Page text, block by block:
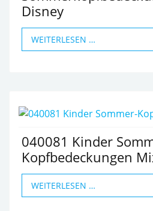
Disney
WEITERLESEN …
040081 Kinder
Kopfbedeckungen
WEITERLESEN …